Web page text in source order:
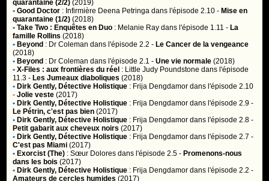
quarantaine (2/2) (2019)
• Good Doctor : Infirmière Deena Petringa dans l'épisode 2.10 - Mise en
quarantaine (1/2) (2018)
• Take Two : Enquêtes en Duo : Melanie Ray dans l'épisode 1.11 - La
famille Rollins (2018)
• Beyond : Dr Coleman dans l'épisode 2.2 - Le Cancer de la vengeance
(2018)
• Beyond : Dr Coleman dans l'épisode 2.1 -Une vie normale (2018)
• X-Files : aux frontières du réel : Little Judy Poundstone dans l'épisode
11.3 - Les Jumeaux diaboliques (2018)
• Dirk Gently, Détective Holistique : Frija Dengdamor dans l'épisode 2.10
-Jolie veste (2017)
• Dirk Gently, Détective Holistique : Frija Dengdamor dans l'épisode 2.9 -
Le Pétrin, c'est pas bien (2017)
• Dirk Gently, Détective Holistique : Frija Dengdamor dans l'épisode 2.8 -
Petit gabarit aux cheveux noirs (2017)
• Dirk Gently, Détective Holistique : Frija Dengdamor dans l'épisode 2.7 -
C'est pas Miami (2017)
• Exorcist (The) :Sœur Dolores dans l'épisode 2.5 - Promenons-nous
dans les bois (2017)
• Dirk Gently, Détective Holistique : Frija Dengdamor dans l'épisode 2.2 -
Amateurs de cercles humides (2017)